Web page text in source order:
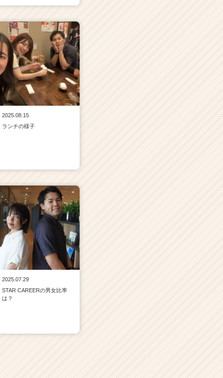
2025.08.15
ランチの様子
2025.07.29
STAR CAREERの男女比率
は？